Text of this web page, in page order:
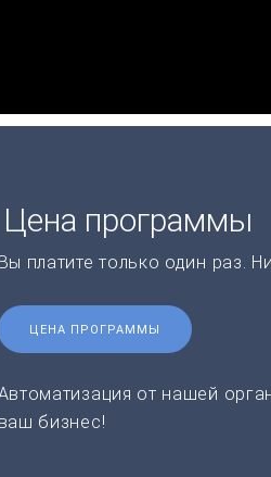
Цена программы
Вы платите только один раз.
ЦЕНА ПРОГРАММЫ
от нашей
ваш бизнес!